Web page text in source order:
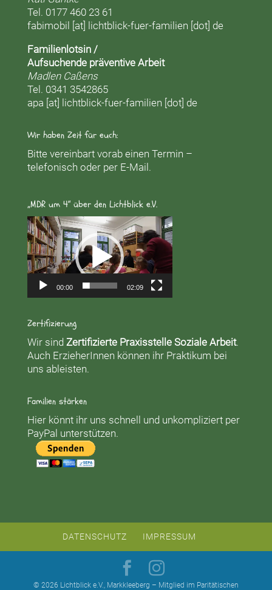
Tel. 0177 460 23 61
fabimobil [at] lichtblick-fuer-familien [dot] de
Familienlotsin /
Aufsuchende präventive Arbeit
Madlen Caßens
Tel. 0341 3542865
apa [at] lichtblick-fuer-familien [dot] de
Wir haben Zeit für euch:
Bitte vereinbart vorab einen Termin –
telefonisch oder per E-Mail.
„MDR um 4“ über den Lichtblick e.V.
Video-
Player
00:00 02:09
Zertifizierung
Wir sind Zertifizierte Praxisstelle Soziale Arbeit.
Auch ErzieherInnen können ihr Praktikum bei
uns ableisten.
Familien stärken
Hier könnt ihr uns schnell und unkompliziert per
PayPal unterstützen.
DATENSCHUTZ IMPRESSUM
© 2026 Lichtblick e.V., Markkleeberg – Mitglied im Paritätischen